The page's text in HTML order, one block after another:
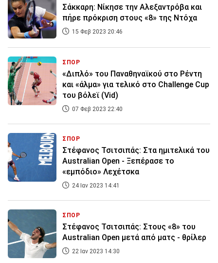
Σάκκαρη: Νίκησε την Αλεξαντρόβα και
πήρε πρόκριση στους «8» της Ντόχα
15 Φεβ 2023 20:46
ΣΠΟΡ
«Διπλό» του Παναθηναϊκού στο Ρέντη
και «άλμα» για τελικό στο Challenge Cup
του βόλεϊ (Vid)
07 Φεβ 2023 22:40
ΣΠΟΡ
Στέφανος Τσιτσιπάς: Στα ημιτελικά του
Αustralian Open - Ξεπέρασε το
«εμπόδιο» Λεχέτσκα
24 Ιαν 2023 14:41
ΣΠΟΡ
Στέφανος Τσιτσιπάς: Στους «8» του
Australian Open μετά από ματς - θρίλερ
22 Ιαν 2023 14:30